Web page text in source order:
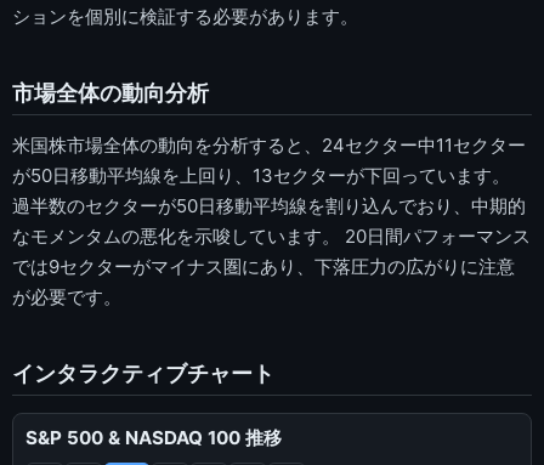
ションを個別に検証する必要があります。
市場全体の動向分析
米国株市場全体の動向を分析すると、24セクター中11セクター
が50日移動平均線を上回り、13セクターが下回っています。
過半数のセクターが50日移動平均線を割り込んでおり、中期的
なモメンタムの悪化を示唆しています。 20日間パフォーマンス
では9セクターがマイナス圏にあり、下落圧力の広がりに注意
が必要です。
インタラクティブチャート
S&P 500 & NASDAQ 100 推移